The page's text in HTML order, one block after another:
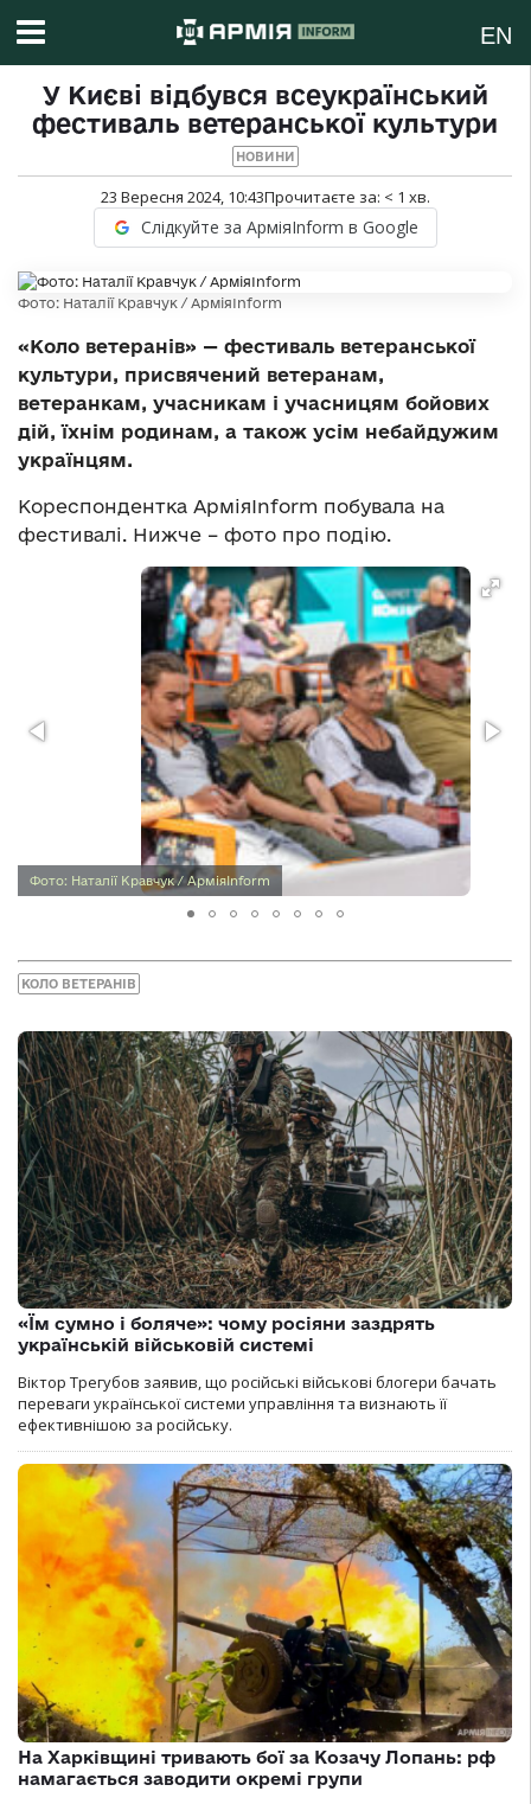
EN
У Києві відбувся всеукраїнський
фестиваль ветеранської культури
НОВИНИ
23 Вересня 2024, 10:43Прочитаєте за: < 1 хв.
Слідкуйте за АрміяInform в Google
Фото: Наталії Кравчук / АрміяInform
«Коло ветеранів» — фестиваль ветеранської
культури, присвячений ветеранам,
ветеранкам, учасникам і учасницям бойових
дій, їхнім родинам, а також усім небайдужим
українцям.
Кореспондентка АрміяInform побувала на
фестивалі. Нижче – фото про подію.
Фото: Наталії Кравчук / АрміяInform
КОЛО ВЕТЕРАНІВ
«Їм сумно і боляче»: чому росіяни заздрять
українській військовій системі
Віктор Трегубов заявив, що російські військові блогери бачать
переваги української системи управління та визнають її
ефективнішою за російську.
На Харківщині тривають бої за Козачу Лопань: рф
намагається заводити окремі групи